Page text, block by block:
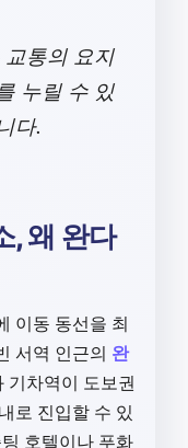
교통의 요지
누릴 수 있
다.
, 왜 완다
이동 동선을 최
서역 인근의 완
기차역이 도보권
로 진입할 수 있
호텔이나 푸화